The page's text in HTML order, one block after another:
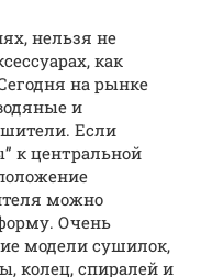
нельзя не
как
на рынке
и
Если
к центральной
можно
Очень
модели сушилок,
колец, спиралей и